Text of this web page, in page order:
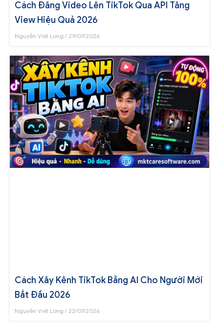
Cách Đăng Video Lên TikTok Qua API Tăng
View Hiệu Quả 2026
Nguyễn Viết Long 29/07/2026
Cách Xây Kênh TikTok Bằng AI Cho Người Mới
Bắt Đầu 2026
Nguyễn Viết Long 22/07/2026